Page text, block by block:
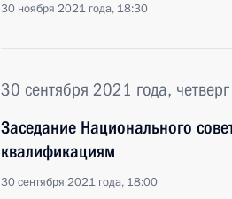
30 ноября 2021 года, 18:30
30 сентября 2021 года, четверг
Заседание Национального
квалификациям
30 сентября 2021 года, 18:00